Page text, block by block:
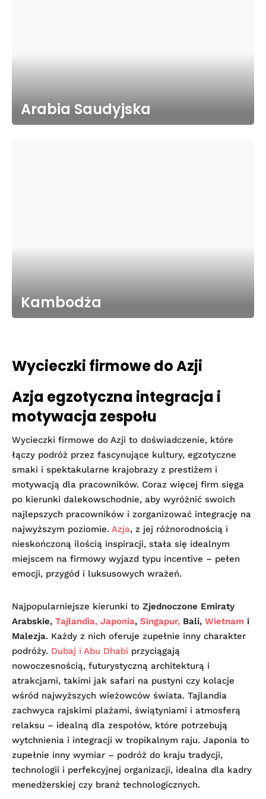
Arabia Saudyjska
Kambodża
Wycieczki firmowe do Azji
Azja egzotyczna integracja i
motywacja zespołu
Wycieczki firmowe do Azji to doświadczenie, które
łączy podróż przez fascynujące kultury, egzotyczne
smaki i spektakularne krajobrazy z prestiżem i
motywacją dla pracowników. Coraz więcej firm sięga
po kierunki dalekowschodnie, aby wyróżnić swoich
najlepszych pracowników i zorganizować integrację na
najwyższym poziomie. Azja, z jej różnorodnością i
nieskończoną ilością inspiracji, stała się idealnym
miejscem na firmowy wyjazd typu incentive – pełen
emocji, przygód i luksusowych wrażeń.
Najpopularniejsze kierunki to Zjednoczone Emiraty
Arabskie, Tajlandia, Japonia, Singapur, Bali, Wietnam i
Malezja. Każdy z nich oferuje zupełnie inny charakter
podróży. Dubaj i Abu Dhabi przyciągają
nowoczesnością, futurystyczną architekturą i
atrakcjami, takimi jak safari na pustyni czy kolacje
wśród najwyższych wieżowców świata. Tajlandia
zachwyca rajskimi plażami, świątyniami i atmosferą
relaksu – idealną dla zespołów, które potrzebują
wytchnienia i integracji w tropikalnym raju. Japonia to
zupełnie inny wymiar – podróż do kraju tradycji,
technologii i perfekcyjnej organizacji, idealna dla kadry
menedżerskiej czy branż technologicznych.